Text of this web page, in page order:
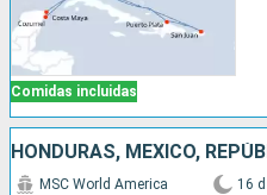
Comidas incluidas
MSC World America 16 d